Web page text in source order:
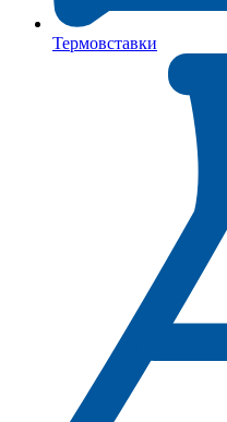
Термовставки